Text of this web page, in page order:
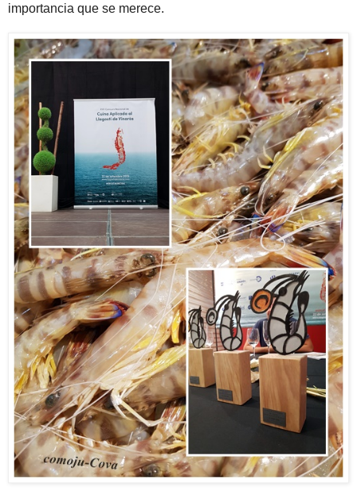
importancia que se merece.